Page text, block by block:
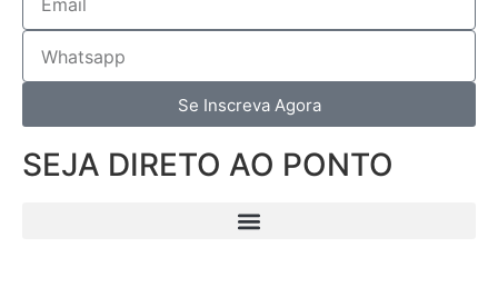
Se Inscreva Agora
SEJA DIRETO AO PONTO